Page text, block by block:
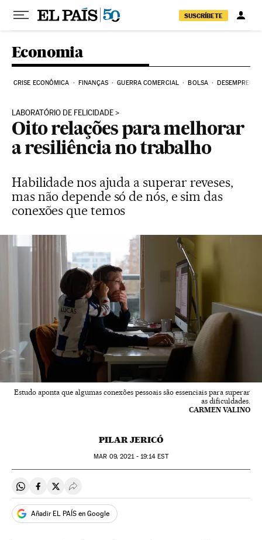
Pular para o conteúdo
SUSCRÍBETE
Economia
CRISE ECONÔMICA FINANÇAS GUERRA COMERCIAL BOLSA DESEMPREGO
LABORATÓRIO DE FELICIDADE
Oito relações para melhorar
a resiliência no trabalho
Habilidade nos ajuda a superar reveses,
mas não depende só de nós, e sim das
conexões que temos
Estudo aponta que algumas conexões pessoais são essenciais para superar
as dificuldades.
CARMEN VALINO
PILAR JERICÓ
MAR 09, 2021 - 19:14 EST
Compartir en Whatsapp
Compartir en Facebook
Compartir en Twitter
Desplegar Redes Sociales
Añadir EL PAÍS en Google